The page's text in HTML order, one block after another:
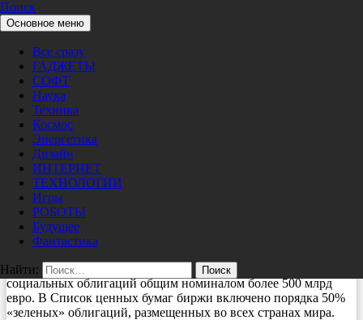
Перейти к содержимому
Pro/Hi-Tech
Поиск
Основное меню
Все сразу
ГАДЖЕТЫ
СОФТ
Наука
Техника
Космос
Энергетика
Дизайн
ИНТЕРНЕТ
ТЕХНОЛОГИИ
Игры
РОБОТЫ
Будущее
Фантастика
Найти:
Мировые новости
«Зеленые» облигации Москвы
включены в Список ценных бумаг
Люксембургской биржи
09/15/2021 nat
Выпуск «зеленых» облигаций Москвы (74-й выпуск
государственных облигаций города) 15 сентября 2021 года
включен в информационную часть Списка ценных бумаг
Люксембургской биржи.
Люксембургская биржа является ведущей биржевой
которой представлено более 1000 выпусков «зеленых» и
социальных облигаций общим номиналом более 500 млрд
евро. В Список ценных бумаг биржи включено порядка 50%
«зеленых» облигаций, размещенных во всех странах мира.